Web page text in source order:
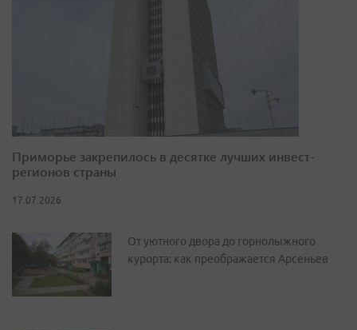
Приморье закрепилось в десятке лучших инвест-
регионов страны
17.07.2026
От уютного двора до горнолыжного
курорта: как преображается Арсеньев